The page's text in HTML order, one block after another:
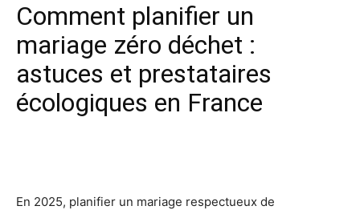
Comment planifier un
mariage zéro déchet :
astuces et prestataires
écologiques en France
En 2025, planifier un mariage respectueux de